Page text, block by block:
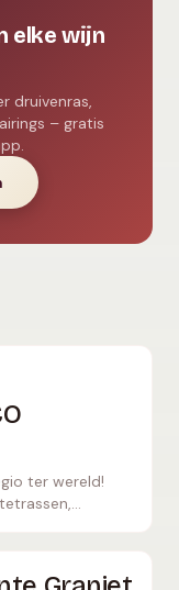
elke wijn
druivenras,
– gratis
ter wereld!